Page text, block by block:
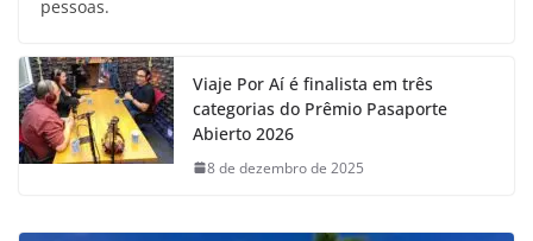
pessoas.
Viaje Por Aí é finalista em três
categorias do Prêmio Pasaporte
Abierto 2026
8 de dezembro de 2025